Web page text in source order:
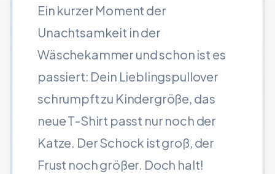
Ein kurzer Moment der
Unachtsamkeit in der
Wäschekammer und schon ist es
passiert: Dein Lieblingspullover
schrumpft zu Kindergröße, das
neue T-Shirt passt nur noch der
Katze. Der Schock ist groß, der
Frust noch größer. Doch halt!